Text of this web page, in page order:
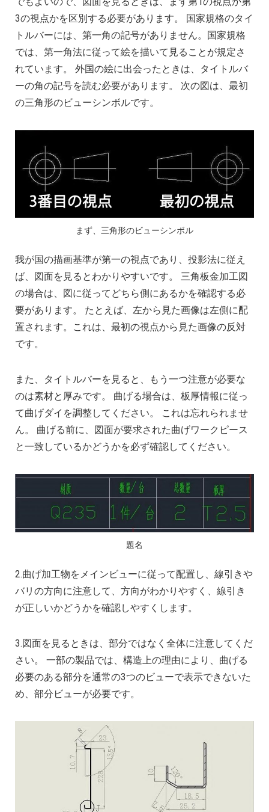
3の視点かを区別する必要があります。 国家規格のタイ
トルバーには、第一角の記号がありません。国家規格
では、第一角法に従って絵を描いて見ることが規定さ
れています。 外国の絵に出会ったときは、タイトルバ
ーの角の記号を読む必要があります。 次の図は、最初
の三角形のビューシンボルです。
まず、三角形のビューシンボル
我が国の描画基準が第一の視点であり、投影法に従え
ば、図面を見るとわかりやすいです。 三角板金加工図
の場合は、図に従ってどちら側にあるかを確認する必
要があります。 たとえば、左から見た画像は左側に配
置されます。これは、最初の視点から見た画像の反対
です。
また、タイトルバーを見ると、もう一つ注意が必要な
のは素材と厚みです。 曲げる場合は、板厚情報に従っ
て曲げダイを調整してください。 これは忘れられませ
ん。 曲げる前に、図面が要求された曲げワークピース
と一致しているかどうかを必ず確認してください。
題名
2.曲げ加工物をメインビューに従って配置し、線引きや
バリの方向に注意して、方向がわかりやすく、線引き
が正しいかどうかを確認しやすくします。
3.図面を見るときは、部分ではなく全体に注意してくだ
さい。 一部の製品では、構造上の理由により、曲げる
必要のある部分を通常の3つのビューで表示できないた
め、部分ビューが必要です。